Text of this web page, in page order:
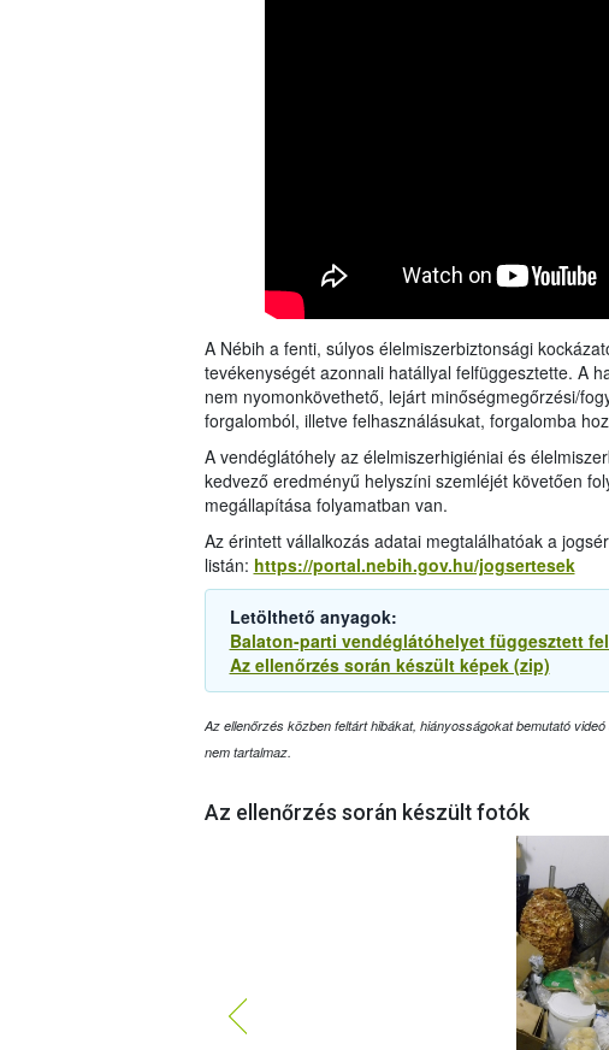
A Nébih a fenti, súlyos élelmiszerbiztonsági
tevékenységét azonnali hatállyal felfüggesztette. A
nem nyomonkövethető, lejárt minőségmegőrzési/
forgalomból, illetve felhasználásukat, forgalomba
A vendéglátóhely az élelmiszerhigiéniai és
kedvező eredményű helyszíni szemléjét követően
megállapítása folyamatban van.
Az érintett vállalkozás adatai megtalálhatóak a
listán: https://portal.nebih.gov.hu/jogsertesek
Letölthető anyagok:
Balaton-parti vendéglátóhelyet függesztett
Az ellenőrzés során készült képek (zip)
Az ellenőrzés közben feltárt hibákat, hiányosságokat bemutató
nem tartalmaz.
Az ellenőrzés során készült fotók